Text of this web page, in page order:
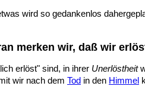
wird so gedankenlos
merken wir, daß wir
erlöst" sind, in ihrer Unerlöstheit
wir nach dem Tod in den Himmel